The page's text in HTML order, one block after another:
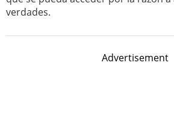
verdades.
Advertisement